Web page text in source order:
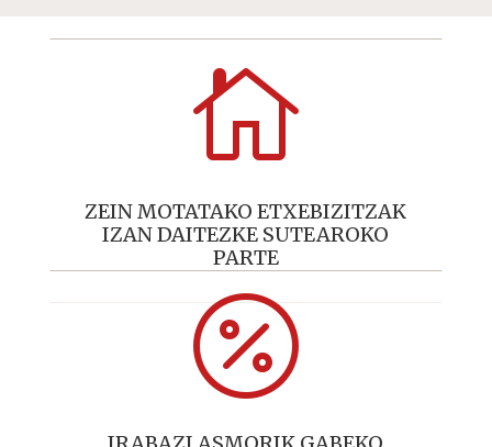

ZEIN MOTATAKO ETXEBIZITZAK
IZAN DAITEZKE SUTEAROKO
PARTE
